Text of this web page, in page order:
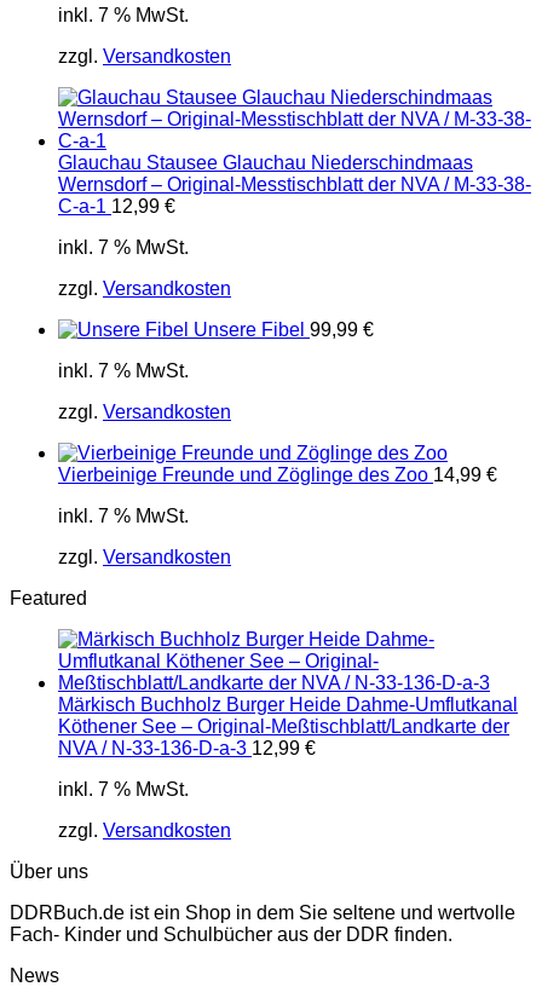
inkl. 7 % MwSt.
zzgl. Versandkosten
Glauchau Stausee Glauchau Niederschindmaas
Wernsdorf – Original-Messtischblatt der NVA / M-33-38-
C-a-1 12,99 €
inkl. 7 % MwSt.
zzgl. Versandkosten
Unsere Fibel 99,99 €
inkl. 7 % MwSt.
zzgl. Versandkosten
Vierbeinige Freunde und Zöglinge des Zoo 14,99 €
inkl. 7 % MwSt.
zzgl. Versandkosten
Featured
Märkisch Buchholz Burger Heide Dahme-Umflutkanal
Köthener See – Original-Meßtischblatt/Landkarte der
NVA / N-33-136-D-a-3 12,99 €
inkl. 7 % MwSt.
zzgl. Versandkosten
Über uns
DDRBuch.de ist ein Shop in dem Sie seltene und wertvolle
Fach- Kinder und Schulbücher aus der DDR finden.
News